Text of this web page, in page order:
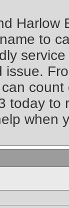
to
issue.
today to
when